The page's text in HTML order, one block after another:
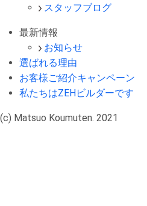
スタッフブログ
最新情報
お知らせ
選ばれる理由
お客様ご紹介キャンペーン
私たちはZEHビルダーです
(c) Matsuo Koumuten. 2021